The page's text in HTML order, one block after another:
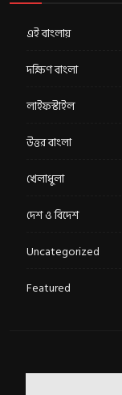
এই বাংলায়
দক্ষিণ বাংলা
লাইফস্টাইল
উত্তর বাংলা
খেলাধুলা
দেশ ও বিদেশ
Uncategorized
Featured